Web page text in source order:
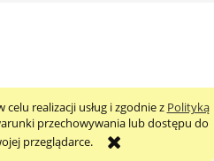
realizacji usług i zgodnie z Polityką
przechowywania lub dostępu do
przeglądarce.